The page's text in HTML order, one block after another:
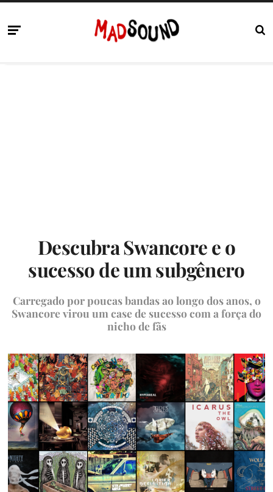
Descubra Swancore e o
sucesso de um subgênero
Carregado por poucas bandas ao longo dos anos, o
Swancore virou um case de sucesso com a força do
nicho de fãs